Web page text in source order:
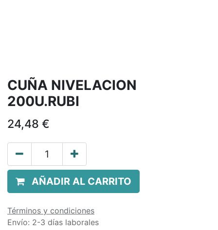
CUÑA NIVELACION
200U.RUBI
24,48 €
AÑADIR AL CARRITO
Términos y condiciones
Envío: 2-3 días laborales